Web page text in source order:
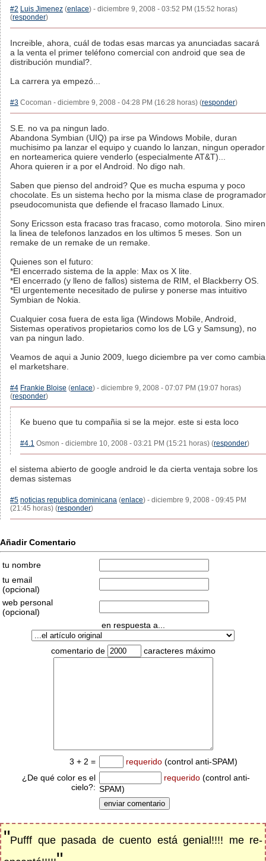
#2 Luis Jimenez (enlace) - diciembre 9, 2008 - 03:52 PM (15:52 horas)
(responder)
Increible, ahora, cuál de todas esas marcas ya anunciadas sacará
a la venta el primer teléfono comercial con android que sea de
distribución mundial?.
La carrera ya empezó...
#3 Cocoman - diciembre 9, 2008 - 04:28 PM (16:28 horas) (responder)
S.E. no va pa ningun lado.
Abandona Symbian (UIQ) pa irse pa Windows Mobile, duran
muchisimo pa lanzar el equipo y cuando lo lanzan, ningun operador
en norteamerica quiere venderlo (especialmente AT&T)...
Ahora quieren ir a por el Android. No digo nah.
Saben que pienso del android? Que es mucha espuma y poco
chocolate. Es un sistema hecho por la misma clase de programador
pseudocomunista que defiende el fracaso llamado Linux.
Sony Ericsson esta fracaso tras fracaso, como motorola. Sino miren
la linea de telefonos lanzados en los ultimos 5 meses. Son un
remake de un remake de un remake.
Quienes son el futuro:
*El encerrado sistema de la apple: Max os X lite.
*El encerrado (y lleno de fallos) sistema de RIM, el Blackberry OS.
*El urgentemente necesitado de pulirse y ponerse mas intuitivo
Symbian de Nokia.
Cualquier cosa fuera de esta liga (Windows Mobile, Android,
Sistemas operativos propietarios como los de LG y Samsung), no
van pa ningun lado.
Veamos de aqui a Junio 2009, luego diciembre pa ver como cambia
el marketshare.
#4 Frankie Bloise (enlace) - diciembre 9, 2008 - 07:07 PM (19:07 horas)
(responder)
Ke bueno que tu compañia si se la mejor. este si esta loco
#4.1 Osmon - diciembre 10, 2008 - 03:21 PM (15:21 horas) (responder)
el sistema abierto de google android le da cierta ventaja sobre los
demas sistemas
#5 noticias republica dominicana (enlace) - diciembre 9, 2008 - 09:45 PM
(21:45 horas) (responder)
Añadir Comentario
tu nombre
tu email
(opcional)
web personal
(opcional)
en respuesta a...
comentario de caracteres máximo
3 + 2 = requerido (control anti-SPAM)
¿De qué color es el
cielo?:
requerido (control anti-
SPAM)
"Pufff que pasada de cuento está genial!!!! me re-